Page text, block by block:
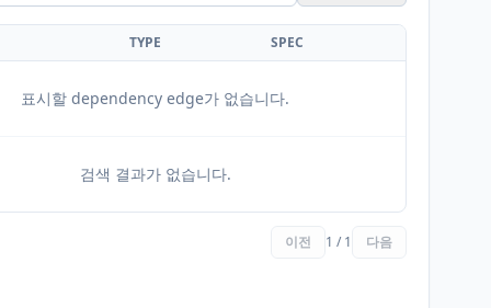
TYPE SPEC
표시할 dependency edge가 없습니다.
검색 결과가 없습니다.
이전 1 / 1 다음